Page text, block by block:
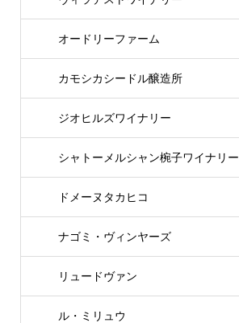
オードリーファーム
カモシカシードル醸造所
ジオヒルズワイナリー
シャトーメルシャン椀子ワイナリー
ドメーヌタカヒコ
ナゴミ・ヴィンヤーズ
リュードヴァン
ル・ミリュウ